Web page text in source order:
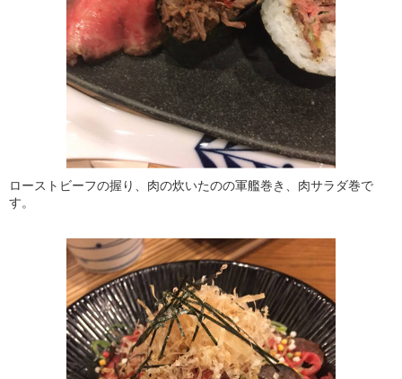
ローストビーフの握り、肉の炊いたのの軍艦巻き、肉サラダ巻で
す。